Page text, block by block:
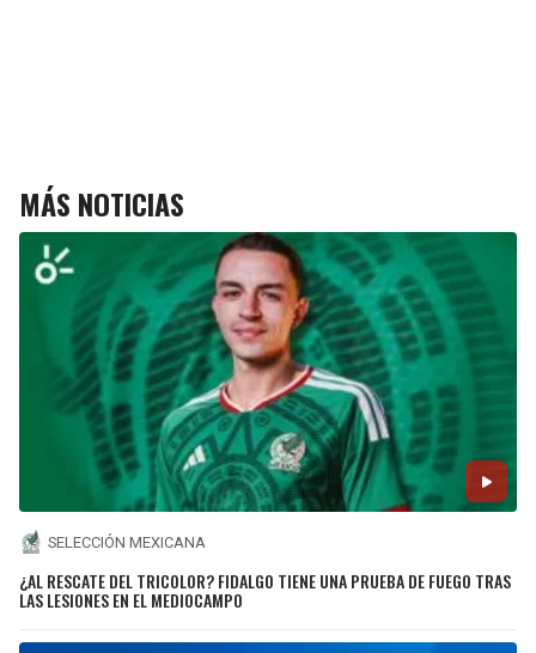
MÁS NOTICIAS
SELECCIÓN MEXICANA
¿AL RESCATE DEL TRICOLOR? FIDALGO TIENE UNA PRUEBA DE FUEGO TRAS
LAS LESIONES EN EL MEDIOCAMPO